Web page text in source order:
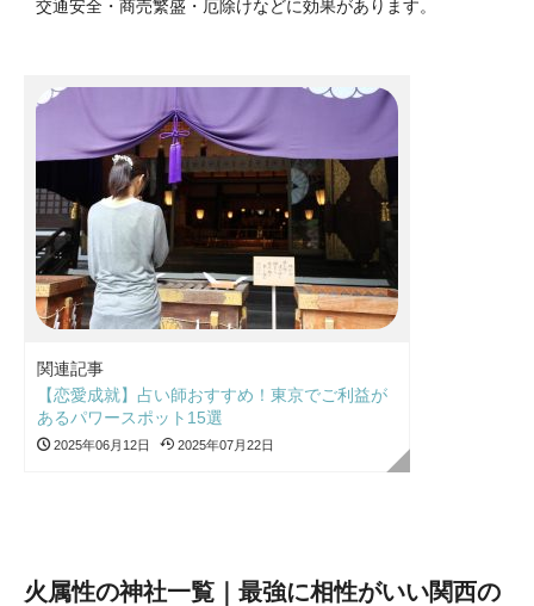
交通安全・商売繁盛・厄除けなどに効果があります。
関連記事
【恋愛成就】占い師おすすめ！東京でご利益が
あるパワースポット15選
2025年06月12日 2025年07月22日
火属性の神社一覧｜最強に相性がいい関西の